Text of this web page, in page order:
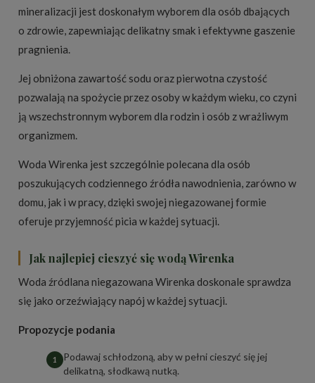
mineralizacji jest doskonałym wyborem dla osób dbających
o zdrowie, zapewniając delikatny smak i efektywne gaszenie
pragnienia.
Jej obniżona zawartość sodu oraz pierwotna czystość
pozwalają na spożycie przez osoby w każdym wieku, co czyni
ją wszechstronnym wyborem dla rodzin i osób z wrażliwym
organizmem.
Woda Wirenka jest szczególnie polecana dla osób
poszukujących codziennego źródła nawodnienia, zarówno w
domu, jak i w pracy, dzięki swojej niegazowanej formie
oferuje przyjemność picia w każdej sytuacji.
Jak najlepiej cieszyć się wodą Wirenka
Woda źródlana niegazowana Wirenka doskonale sprawdza
się jako orzeźwiający napój w każdej sytuacji.
Propozycje podania
Podawaj schłodzoną, aby w pełni cieszyć się jej
delikatną, słodkawą nutką.